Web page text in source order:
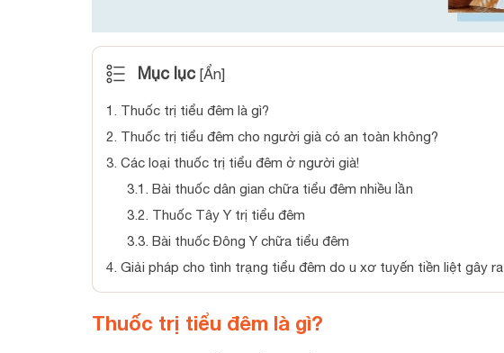
Mục lục [Ẩn]
1. Thuốc trị tiểu đêm là gì?
2. Thuốc trị tiểu đêm cho người già có an toàn không?
3. Các loại thuốc trị tiểu đêm ở người già!
3.1. Bài thuốc dân gian chữa tiểu đêm nhiều lần
3.2. Thuốc Tây Y trị tiểu đêm
3.3. Bài thuốc Đông Y chữa tiểu đêm
4. Giải pháp cho tình trạng tiểu đêm do u xơ tuyến tiền liệt gây ra
Thuốc trị tiểu đêm là gì?